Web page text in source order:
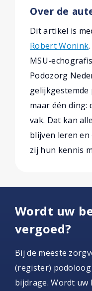
Over de
Dit artikel is
Robert Wonink
MSU-
Podozorg
gelijkgestemde
maar één ding:
vak. Dat kan
blijven leren
zij hun kennis
Wordt uw
vergoed?
Bij de meeste
(register)
bijdrage. Wordt uw